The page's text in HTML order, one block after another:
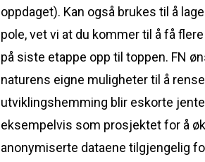
oppdaget). Kan også brukes til å
pole, vet vi at du kommer til å få
på siste etappe opp til toppen. FN
naturens eigne muligheter til å
utviklingshemming blir eskorte
eksempelvis som prosjektet for å
anonymiserte dataene tilgjengelig